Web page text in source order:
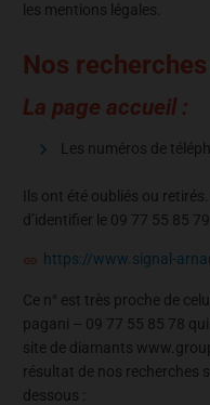
les mentions légales.
Nos recherches
La page accueil :
Les numéros de
Ils ont été oubliés ou
d’identifier le 09 77 55 85
https://www.signal-
Ce n° est très proche de
pagani – 09 77 55 85 78
site de diamants
résultat de nos recherches
dessous :